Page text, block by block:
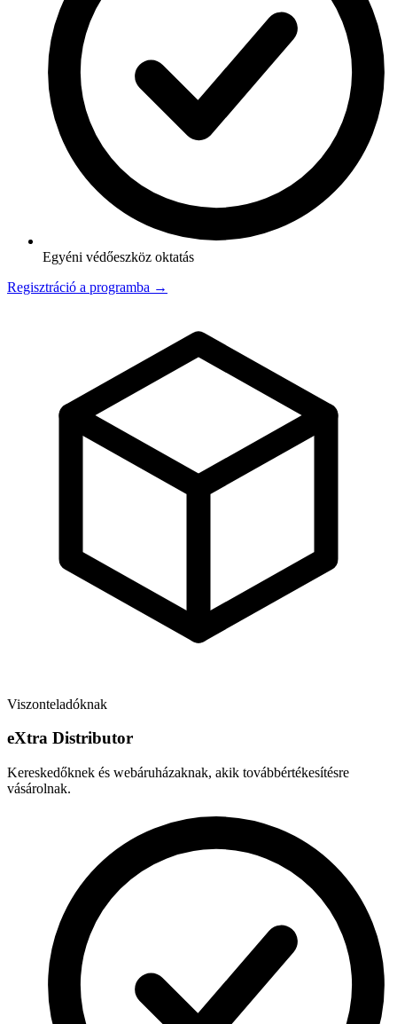
Egyéni védőeszköz oktatás
Regisztráció a programba →
Viszonteladóknak
eXtra Distributor
Kereskedőknek és webáruházaknak, akik továbbértékesítésre
vásárolnak.